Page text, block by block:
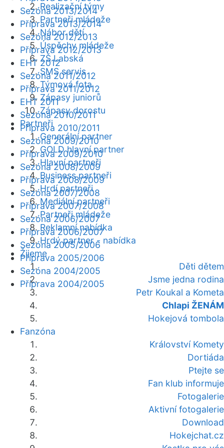
Realizační týmy
Partneři mládeže
Nábor dětí
Úspěchy mládeže
ZŠ Labská
SMS servis
Týmová fota
Zápasy juniorů
Zápasy dorostu
Partneři
Generální partner
GOLD hlavní partner
Hlavní partneři
Business partneři
Hrdí partneři
Mediální partneři
Partneři mládeže
Reklamní nabídka
Hrdý partner - nabídka
Žijeme
Děti dětem
Jsme jedna rodina
Petr Koukal a Kometa
Chlapi ŽENÁM
Hokejová tombola
Fanzóna
Království Komety
Dortiáda
Ptejte se
Fan klub informuje
Fotogalerie
Aktivní fotogalerie
Download
Hokejchat.cz
Sezóna 2013/2014
Příprava 2013/2014
Sezóna 2012/2013
Příprava 2012/2013
EHT 2012
Sezóna 2011/2012
Příprava 2011/2012
EHT 2011
Sezóna 2010/2011
Příprava 2010/2011
Sezóna 2009/2010
Příprava 2009/2010
Sezóna 2008/2009
Příprava 2008/2009
Sezóna 2007/2008
Příprava 2007/2008
Sezóna 2006/2007
Příprava 2006/2007
Sezóna 2005/2006
Příprava 2005/2006
Sezóna 2004/2005
Příprava 2004/2005